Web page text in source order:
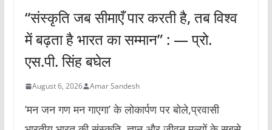
“संस्कृति जब सीमाएँ पार करती है, तब विश्व
में बढ़ता है भारत का सम्मान” : — प्रो.
एस.पी. सिंह बघेल
August 6, 2026 Amar Sandesh
‘मन जन गण मन गाएगा’ के लोकार्पण पर बोले,प्रवासी